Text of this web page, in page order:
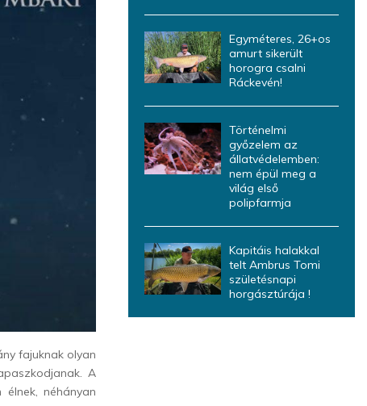
fajuknak olyan
A
élnek, néhányan
Egyméteres, 26+os
amurt sikerült
horogra csalni
Ráckevén!
Történelmi
győzelem az
állatvédelemben:
nem épül meg a
világ első
polipfarmja
Kapitáis halakkal
telt Ambrus Tomi
születésnapi
horgásztúrája !